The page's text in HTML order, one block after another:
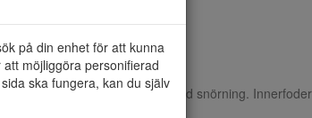
25221010
Vision Low sneaker i syntet med snörning.
på din enhet för att kunna
möjliggöra personifierad
ska fungera, kan du själv